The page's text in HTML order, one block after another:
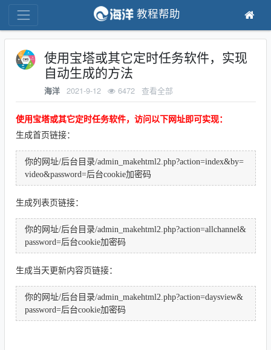
教程帮助
使用宝塔或其它定时任务软件，实现
自动生成的方法
海洋 2021-9-12 6472 查看全部
使用宝塔或其它定时任务软件，访问以下网址即可实现：
生成首页链接：
你的网址/后台目录/admin_makehtml2.php?action=index&by=
video&password=后台cookie加密码
生成列表页链接：
你的网址/后台目录/admin_makehtml2.php?action=allchannel&
password=后台cookie加密码
生成当天更新内容页链接：
你的网址/后台目录/admin_makehtml2.php?action=daysview&
password=后台cookie加密码